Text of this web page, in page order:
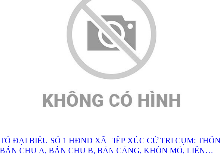
TỔ ĐẠI BIỂU SỐ 1 HĐND XÃ TIẾP XÚC CỬ TRI CỤM: THÔN
BẢN CHU A, BẢN CHU B, BẢN CẢNG, KHÒN MỎ, LIÊN